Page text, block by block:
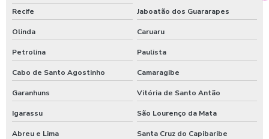
Recife Jaboatão dos Guararapes
Olinda Caruaru
Petrolina Paulista
Cabo de Santo Agostinho Camaragibe
Garanhuns Vitória de Santo Antão
Igarassu São Lourenço da Mata
Abreu e Lima Santa Cruz do Capibaribe